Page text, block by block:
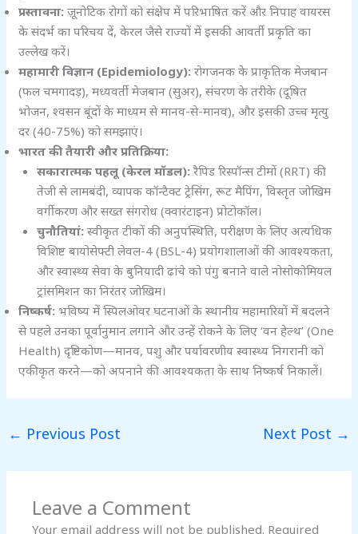
प्रस्तावना: ज़ूनोटिक रोगों को संक्षेप में परिभाषित करें और निपाह वायरस
के संदर्भ का परिचय दें, केरल जैसे राज्यों में इसकी आवर्ती प्रकृति का
उल्लेख करें।
महामारी विज्ञान (Epidemiology): रोगजनक के प्राकृतिक मेजबान
(फल चमगादड़), मध्यवर्ती मेजबान (सुअर), संचरण के तरीके (दूषित
भोजन, श्वसन बूंदों के माध्यम से मानव-से-मानव), और इसकी उच्च मृत्यु
दर (40-75%) को समझाएं।
भारत की तैयारी और प्रतिक्रिया:
सकारात्मक पहलू (केरल मॉडल):रैपिड रिस्पॉन्स टीमों (RRT) की
तेजी से लामबंदी, व्यापक कॉन्टैक्ट ट्रेसिंग, रूट मैपिंग, विस्तृत जोखिम
वर्गीकरण और सख्त संगरोध (क्वारंटाइन) प्रोटोकॉल।
चुनौतियां:स्वीकृत टीकों की अनुपस्थिति, परीक्षण के लिए अत्यधिक
विशिष्ट बायोसेफ्टी लेवल-4 (BSL-4) प्रयोगशालाओं की आवश्यकता,
और स्वास्थ्य सेवा के बुनियादी ढांचे को पंगु बनाने वाले नोसोकोमियल
ट्रांसमिशन का निरंतर जोखिम।
निष्कर्ष: भविष्य में स्पिलओवर घटनाओं के स्थानीय महामारियों में बदलने
से पहले उनका पूर्वानुमान लगाने और उन्हें रोकने के लिए ‘वन हेल्थ’ (One
Health) दृष्टिकोण—मानव, पशु और पर्यावरणीय स्वास्थ्य निगरानी को
एकीकृत करने—को अपनाने की आवश्यकता के साथ निष्कर्ष निकालें।
← Previous Post Next Post →
Leave a Comment
Your email address will not be published. Required